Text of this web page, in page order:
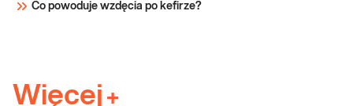
Co powoduje wzdęcia po kefirze?
Więcej +